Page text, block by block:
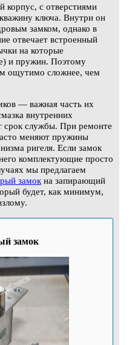
корпус, с отверстиями
ключа. Внутри он
замком, однако в
отвечает встроенный
на которые
и пружин. Поэтому
ощутимо сложнее, чем
— важная часть их
внутренних
службы. При ремонте
меняют пружины
ригеля. Если замок
комплектующие просто
мы предлагаем
замокна запирающий
будет, как минимум,
замок